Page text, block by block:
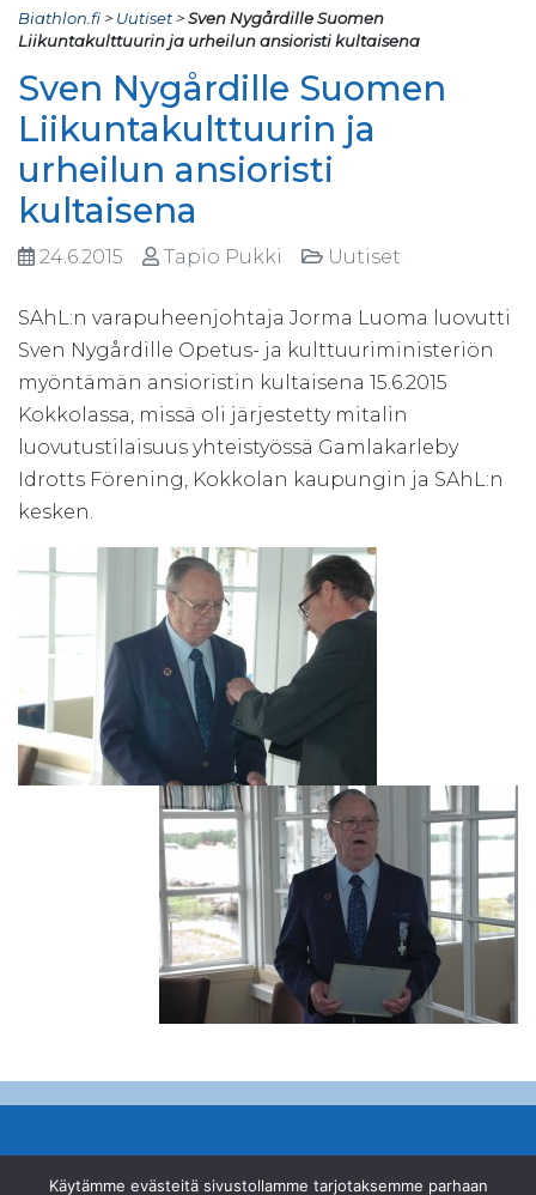
Biathlon.fi> Uutiset>Sven Nygårdille Suomen
Liikuntakulttuurin ja urheilun ansioristi kultaisena
Sven Nygårdille Suomen
Liikuntakulttuurin ja
urheilun ansioristi
kultaisena
24.6.2015 Tapio Pukki Uutiset
SAhL:n varapuheenjohtaja Jorma Luoma luovutti
Sven Nygårdille Opetus- ja kulttuuriministeriön
myöntämän ansioristin kultaisena 15.6.2015
Kokkolassa, missä oli järjestetty mitalin
luovutustilaisuus yhteistyössä Gamlakarleby
Idrotts Förening, Kokkolan kaupungin ja SAhL:n
kesken.
© Suomen Ampumahiihtoliitto ry
Käytämme evästeitä sivustollamme tarjotaksemme parhaan